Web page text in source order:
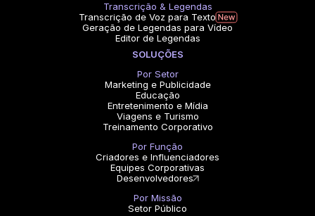
Transcrição & Legendas
Transcrição de Voz para Texto
Geração de Legendas para Vídeo
Editor de Legendas
SOLUÇÕES
Por Setor
Marketing e Publicidade
Educação
Entretenimento e Mídia
Viagens e Turismo
Treinamento Corporativo
Por Função
Criadores e Influenciadores
Equipes Corporativas
Desenvolvedores
Por Missão
Setor Público